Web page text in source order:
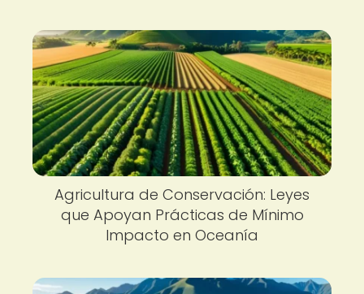
Agricultura de Conservación: Leyes
que Apoyan Prácticas de Mínimo
Impacto en Oceanía